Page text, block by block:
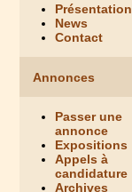
Présentation
News
Contact
Annonces
Passer une
annonce
Expositions
Appels à
candidature
Archives